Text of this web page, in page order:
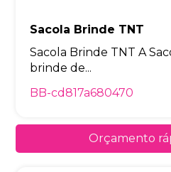
Sacola Brinde TNT
Sacola Brinde TNT A
brinde de...
BB-cd817a680470
Orçamento